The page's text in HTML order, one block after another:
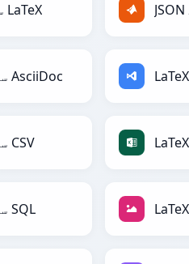
JSON سے LaTeX
LaTeX سے AsciiDoc
LaTeX سے CSV
LaTeX سے SQL